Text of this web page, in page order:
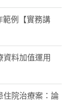
範例【實務講
資料加值運用
住院治療案：論